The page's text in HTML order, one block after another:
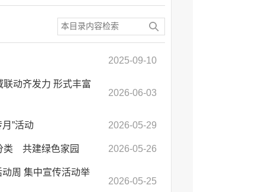
2025-09-10
动齐发力 形式丰富
2026-06-03
”活动 2026-05-29
类 共建绿色家园 2026-05-26
周 集中宣传活动举
2026-05-25